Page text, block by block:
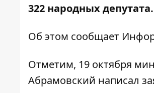
322 народных депутата.
Об этом сообщает
Отметим, 19 октября
Абрамовский написал